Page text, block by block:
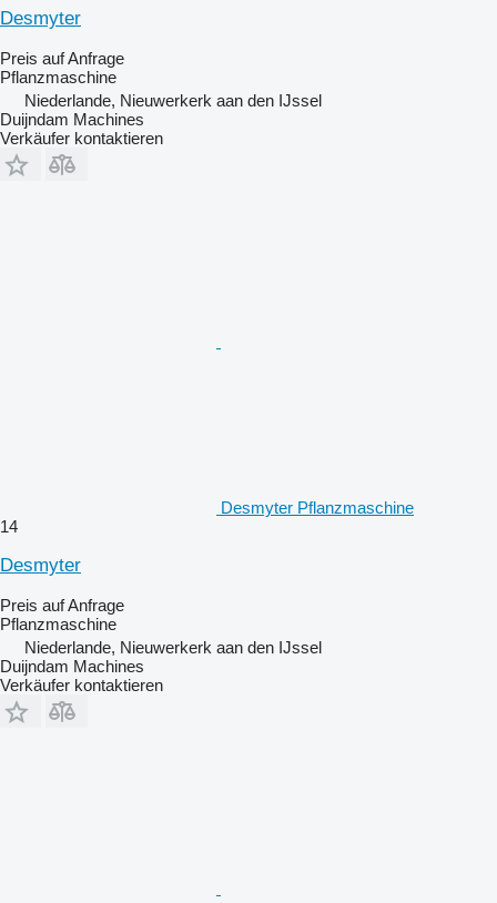
Desmyter
Preis auf Anfrage
Pflanzmaschine
Niederlande, Nieuwerkerk aan den IJssel
Duijndam Machines
Verkäufer kontaktieren
Desmyter Pflanzmaschine
14
Desmyter
Preis auf Anfrage
Pflanzmaschine
Niederlande, Nieuwerkerk aan den IJssel
Duijndam Machines
Verkäufer kontaktieren